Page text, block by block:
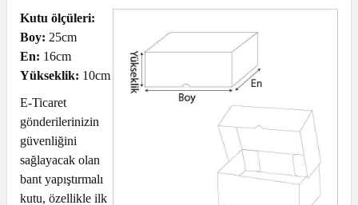
Kutu ölçüleri:
Boy: 25cm
En: 16cm
Yükseklik: 10cm
E-Ticaret
gönderilerinizin
güvenliğini
sağlayacak olan
bant yapıştırmalı
kutu, özellikle ilk